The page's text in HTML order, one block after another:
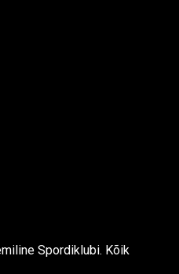
Spordiklubi. Kõik